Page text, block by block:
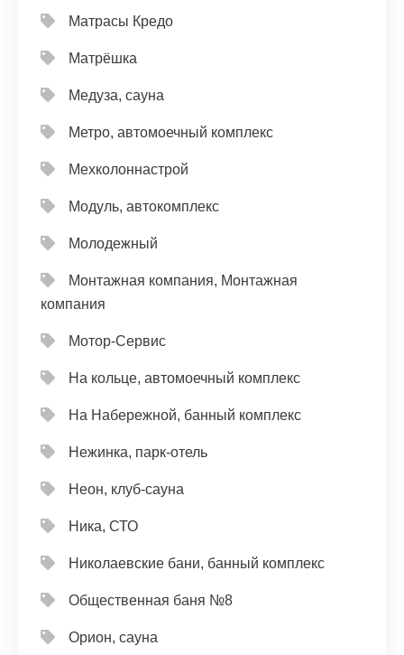
Матрасы Кредо
Матрёшка
Медуза, сауна
Метро, автомоечный комплекс
Мехколоннастрой
Модуль, автокомплекс
Молодежный
Монтажная компания, Монтажная
компания
Мотор-Сервис
На кольце, автомоечный комплекс
На Набережной, банный комплекс
Нежинка, парк-отель
Неон, клуб-сауна
Ника, СТО
Николаевские бани, банный комплекс
Общественная баня №8
Орион, сауна